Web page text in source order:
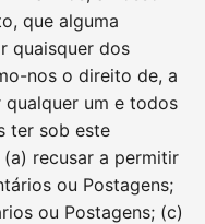
que alguma
quaisquer dos
nos o direito de, a
um e todos
ter sob este
recusar a permitir
ou Postagens;
ou Postagens; (c)